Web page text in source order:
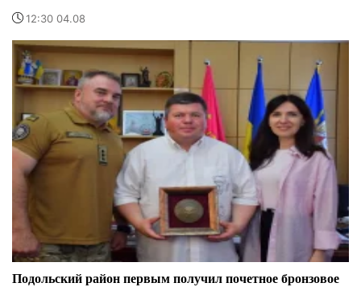
12:30 04.08
Подольский район первым получил почетное бронзовое